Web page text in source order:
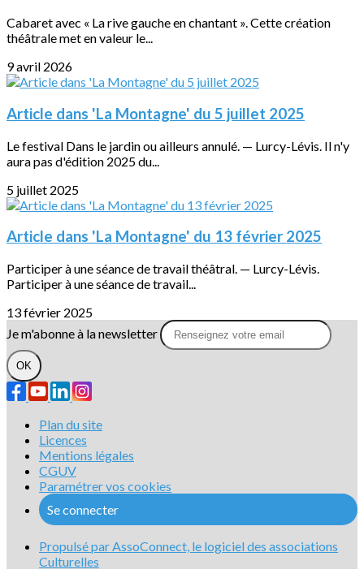
Cabaret avec « La rive gauche en chantant ». Cette création
théâtrale met en valeur le...
9 avril 2026
Article dans 'La Montagne' du 5 juillet 2025
Le festival Dans le jardin ou ailleurs annulé. — Lurcy-Lévis. Il n'y
aura pas d'édition 2025 du...
5 juillet 2025
Article dans 'La Montagne' du 13 février 2025
Participer à une séance de travail théâtral. — Lurcy-Lévis.
Participer à une séance de travail...
13 février 2025
Je m'abonne à la newsletter
OK
Plan du site
Licences
Mentions légales
CGUV
Paramétrer vos cookies
Se connecter
Propulsé par AssoConnect, le logiciel des associations
Culturelles